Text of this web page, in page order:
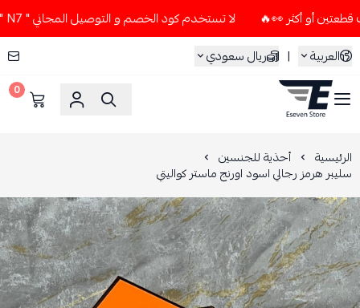
لا تستخدم كود الخصم و التوصيل المجاني " N7 " إلا إذا طلبت قطعتين أو أكثر 👀🔥
العربية
| ريال سعودي
ESEVEN STORE
0
الرئيسية أحذية للجنسين
سليبر هرمز رجالي اسود اورنج ماستر كواليتي